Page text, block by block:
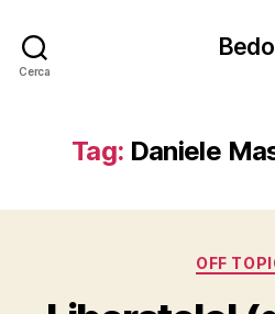
Cerca
Bedo
Tag: Daniele
OFF